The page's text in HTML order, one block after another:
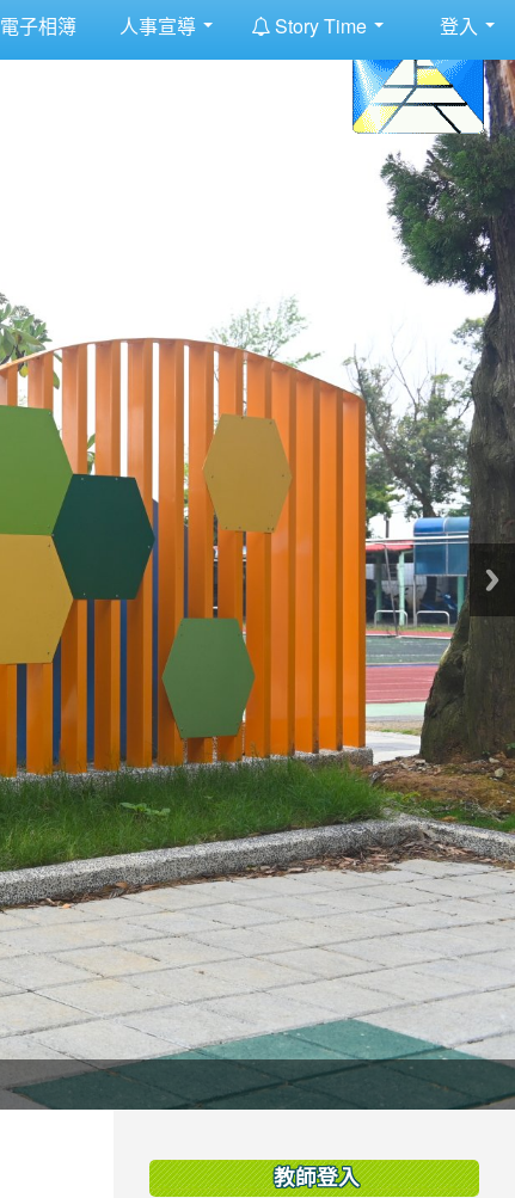
電子相簿 人事宣導 Story Time 登入
教師登入